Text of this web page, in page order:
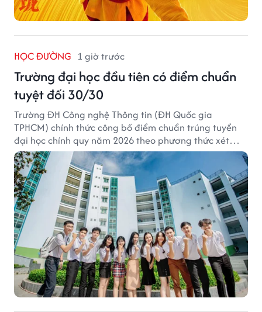
HỌC ĐƯỜNG 1 giờ trước
Trường đại học đầu tiên có điểm chuẩn
tuyệt đối 30/30
Trường ĐH Công nghệ Thông tin (ĐH Quốc gia
TPHCM) chính thức công bố điểm chuẩn trúng tuyển
đại học chính quy năm 2026 theo phương thức xét
tuyển tổng hợp.